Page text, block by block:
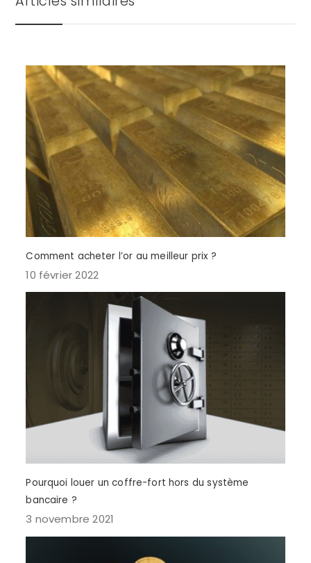
Comment acheter l’or au meilleur prix ?
10 février 2022
Pourquoi louer un coffre-fort hors du système
bancaire ?
3 novembre 2021